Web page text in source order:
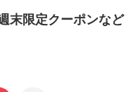
末限定クーポンなど